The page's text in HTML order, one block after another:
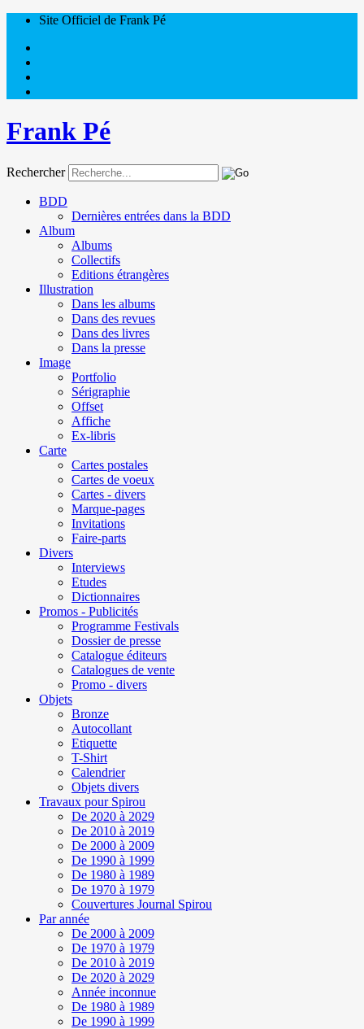
Site Officiel de Frank Pé
Frank Pé
Rechercher
BDD
Dernières entrées dans la BDD
Album
Albums
Collectifs
Editions étrangères
Illustration
Dans les albums
Dans des revues
Dans des livres
Dans la presse
Image
Portfolio
Sérigraphie
Offset
Affiche
Ex-libris
Carte
Cartes postales
Cartes de voeux
Cartes - divers
Marque-pages
Invitations
Faire-parts
Divers
Interviews
Etudes
Dictionnaires
Promos - Publicités
Programme Festivals
Dossier de presse
Catalogue éditeurs
Catalogues de vente
Promo - divers
Objets
Bronze
Autocollant
Etiquette
T-Shirt
Calendrier
Objets divers
Travaux pour Spirou
De 2020 à 2029
De 2010 à 2019
De 2000 à 2009
De 1990 à 1999
De 1980 à 1989
De 1970 à 1979
Couvertures Journal Spirou
Par année
De 2000 à 2009
De 1970 à 1979
De 2010 à 2019
De 2020 à 2029
Année inconnue
De 1980 à 1989
De 1990 à 1999